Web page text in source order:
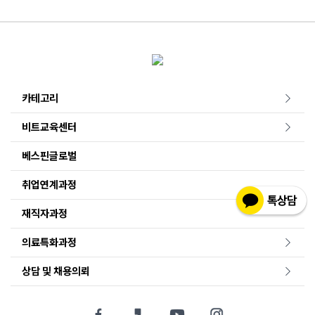
카테고리
비트교육센터
베스핀글로벌
취업연계과정
재직자과정
의료특화과정
상담 및 채용의뢰